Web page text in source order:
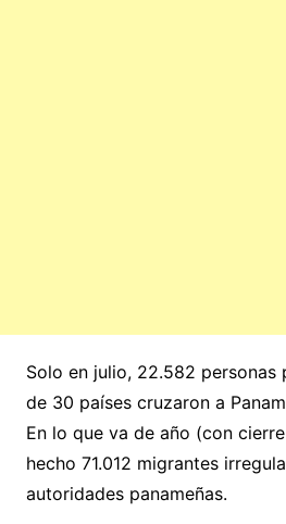
Solo en julio, 22.582 personas
de 30 países cruzaron a
En lo que va de año (con
hecho 71.012 migrantes
autoridades panameñas.